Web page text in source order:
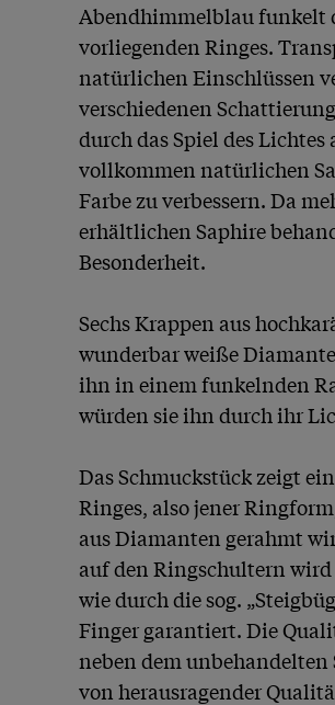
Abendhimmelblau funkelt
vorliegenden Ringes.
natürlichen Einschlüssen
verschiedenen
durch das Spiel des
vollkommen natürlichen
Farbe zu verbessern. Da
erhältlichen Saphire
Besonderheit.
Sechs Krappen aus
wunderbar weiße
ihn in einem funkelnden
würden sie ihn durch ihr
Das Schmuckstück zeigt
Ringes, also jener
aus Diamanten gerahmt
auf den Ringschultern wird
wie durch die sog.
Finger garantiert. Die
neben dem
von herausragender